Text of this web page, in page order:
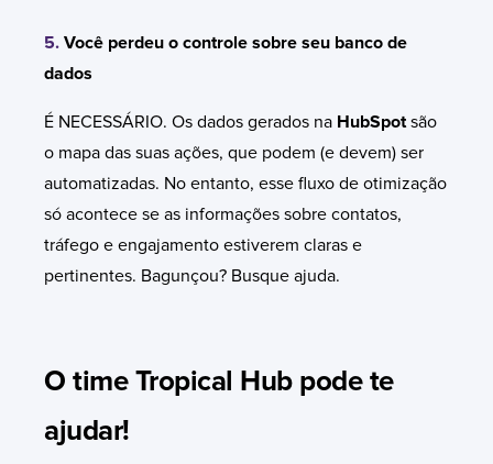
5. Você perdeu o controle sobre seu banco de
dados
É NECESSÁRIO. Os dados gerados na HubSpotsão
o mapa das suas ações, que podem (e devem) ser
automatizadas. No entanto, esse fluxo de otimização
só acontece se as informações sobre contatos,
tráfego e engajamento estiverem claras e
pertinentes. Bagunçou? Busque ajuda.
O time Tropical Hub pode te
ajudar!